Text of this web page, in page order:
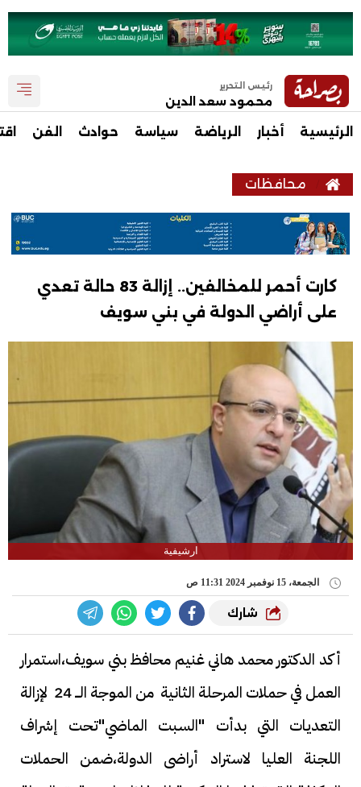
رئيس التحرير
محمود سعد الدين
الرئيسية أخبار الرياضة سياسة حوادث الفن
محافظات
كارت أحمر للمخالفين.. إزالة 83 حالة تعدي
على أراضي الدولة في بني سويف
ارشيفية
الجمعة، 15 نوفمبر 2024 11:31 ص
شارك
أكد الدكتور محمد هاني غنيم محافظ بني سويف،استمرار
العمل في حملات المرحلة الثانية من الموجة الـــ 24 لإزالة
التعديات التي بدأت "السبت الماضي"تحت إشراف
اللجنة العليا لاستراد أراضى الدولة،ضمن الحملات